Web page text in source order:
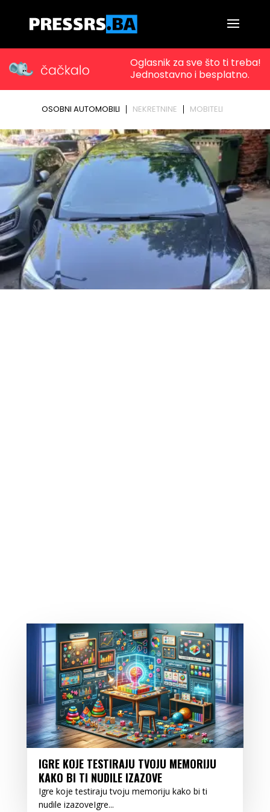
IGRE KOJE TESTIRAJU TVOJU MEMORIJU
KAKO BI TI NUDILE IZAZOVE
Igre koje testiraju tvoju memoriju kako bi ti
nudile izazoveIgre...